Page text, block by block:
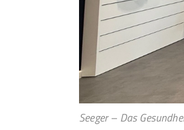
Seeger – Das